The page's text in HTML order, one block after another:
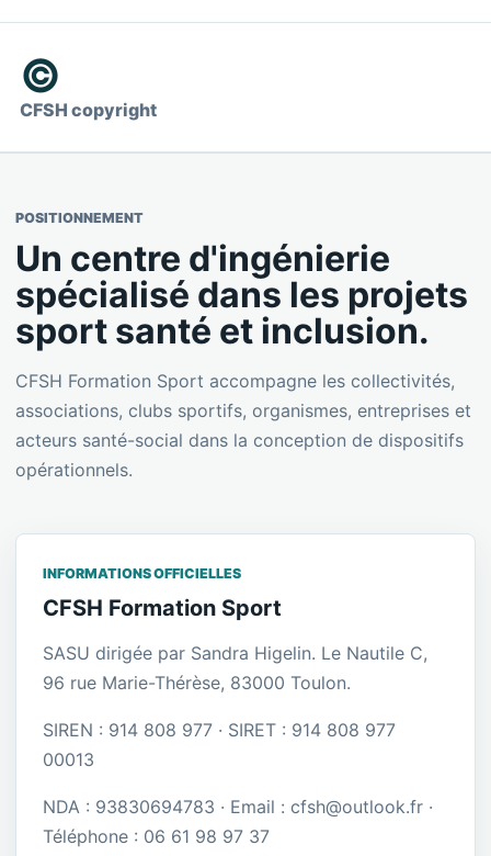
©
CFSH copyright
POSITIONNEMENT
Un centre d'ingénierie
spécialisé dans les projets
sport santé et inclusion.
CFSH Formation Sport accompagne les collectivités,
associations, clubs sportifs, organismes, entreprises et
acteurs santé-social dans la conception de dispositifs
opérationnels.
INFORMATIONS OFFICIELLES
CFSH Formation Sport
SASU dirigée par Sandra Higelin. Le Nautile C,
96 rue Marie-Thérèse, 83000 Toulon.
SIREN : 914 808 977 · SIRET : 914 808 977
00013
NDA : 93830694783 · Email : cfsh@outlook.fr ·
Téléphone : 06 61 98 97 37